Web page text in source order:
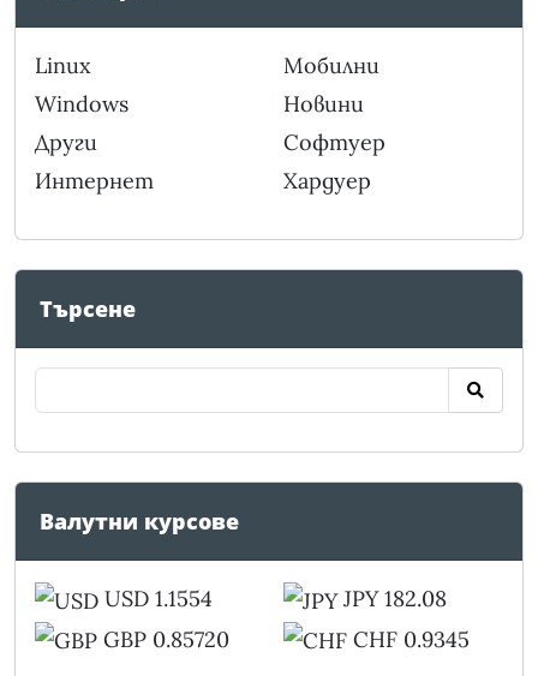
Linux
Windows
Други
Интернет
Мобилни
Новини
Софтуер
Хардуер
Търсене
Валутни курсове
USD 1.1554
GBP 0.85720
JPY 182.08
CHF 0.9345